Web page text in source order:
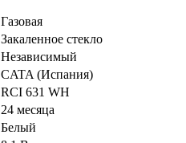
Газовая
Закаленное стекло
Независимый
CATA (Испания)
RCI 631 WH
24 месяца
Белый